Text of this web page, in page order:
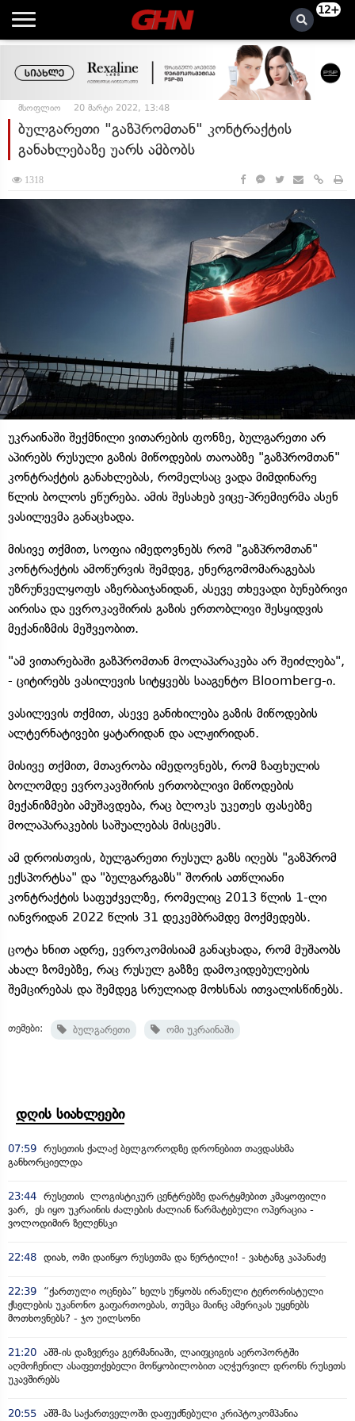
12+
მსოფლიო 20 მარტი 2022, 13:48
ბულგარეთი "გაზპრომთან" კონტრაქტის
განახლებაზე უარს ამბობს
1318
უკრაინაში შექმნილი ვითარების ფონზე, ბულგარეთი არ
აპირებს რუსული გაზის მიწოდების თაოაბზე "გაზპრომთან"
კონტრაქტის განახლებას, რომელსაც ვადა მიმდინარე
წლის ბოლოს ეწურება. ამის შესახებ ვიცე-პრემიერმა ასენ
ვასილევმა განაცხადა.
მისივე თქმით, სოფია იმედოვნებს რომ "გაზპრომთან"
კონტრაქტის ამოწურვის შემდეგ, ენერგომომარაგებას
უზრუნველყოფს აზერბაიჯანიდან, ასევე თხევადი ბუნებრივი
აირისა და ევროკავშირის გაზის ერთობლივი შესყიდვის
მექანიზმის მეშვეობით.
"ამ ვითარებაში გაზპრომთან მოლაპარაკება არ შეიძლება",
- ციტირებს ვასილევის სიტყვებს სააგენტო Bloomberg-ი.
ვასილევის თქმით, ასევე განიხილება გაზის მიწოდების
ალტერნატივები ყატარიდან და ალჟირიდან.
მისივე თქმით, მთავრობა იმედოვნებს, რომ ზაფხულის
ბოლომდე ევროკავშირის ერთობლივი მიწოდების
მექანიზმები ამუშავდება, რაც ბლოკს უკეთეს ფასებზე
მოლაპარაკების საშუალებას მისცემს.
ამ დროისთვის, ბულგარეთი რუსულ გაზს იღებს "გაზპრომ
ექსპორტსა" და "ბულგარგაზს" შორის ათწლიანი
კონტრაქტის საფუძველზე, რომელიც 2013 წლის 1-ლი
იანვრიდან 2022 წლის 31 დეკემბრამდე მოქმედებს.
ცოტა ხნით ადრე, ევროკომისიამ განაცხადა, რომ მუშაობს
ახალ ზომებზე, რაც რუსულ გაზზე დამოკიდებულების
შემცირებას და შემდეგ სრულიად მოხსნას ითვალისწინებს.
თემები: ბულგარეთი ომი უკრაინაში
დღის სიახლეები
07:59 რუსეთის ქალაქ ბელგოროდზე დრონებით თავდასხმა
განხორციელდა
23:44 რუსეთის ლოგისტიკურ ცენტრებზე დარტყმებით კმაყოფილი
ვარ, ეს იყო უკრაინის ძალების ძალიან წარმატებული ოპერაცია -
ვოლოდიმირ ზელენსკი
22:48 დიახ, ომი დაიწყო რუსეთმა და წერტილი! - ვახტანგ კაპანაძე
22:39
“ქართული ოცნება” ხელს უწყობს ირანული ტერორისტული
ქსელების უკანონო გაფართოებას, თუმცა მაინც ამერიკას უყენებს
მოთხოვნებს? - ჯო უილსონი
21:20 აშშ-ის დაზვერვა გერმანიაში, ლაიფციგის აეროპორტში
აღმოჩენილ ასაფეთქებელი მოწყობილობით აღჭურვილ დრონს რუსეთს
უკავშირებს
20:55 აშშ-მა საქართველოში დაფუძნებული კრიპტოკომპანია